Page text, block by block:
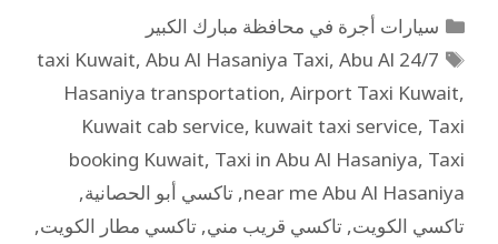
سيارات أجرة في محافظة مبارك الكبير
24/7 taxi Kuwait
, Abu Al Hasaniya Taxi, Abu Al
Hasaniya transportation, Airport Taxi Kuwait,
Kuwait cab service, kuwait taxi service, Taxi
booking Kuwait, Taxi in Abu Al Hasaniya, Taxi
near me Abu Al Hasaniya
, تاكسي أبو الحصانية,
تاكسي الكويت, تاكسي قريب مني, تاكسي مطار الكويت,